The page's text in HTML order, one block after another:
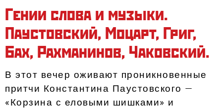
Гении слова и музыки.
Паустовский, Моцарт, Григ,
Бах, Рахманинов, Чаковский.
В этот вечер оживают проникновенные
притчи Константина Паустовского —
«Корзина с еловыми шишками» и